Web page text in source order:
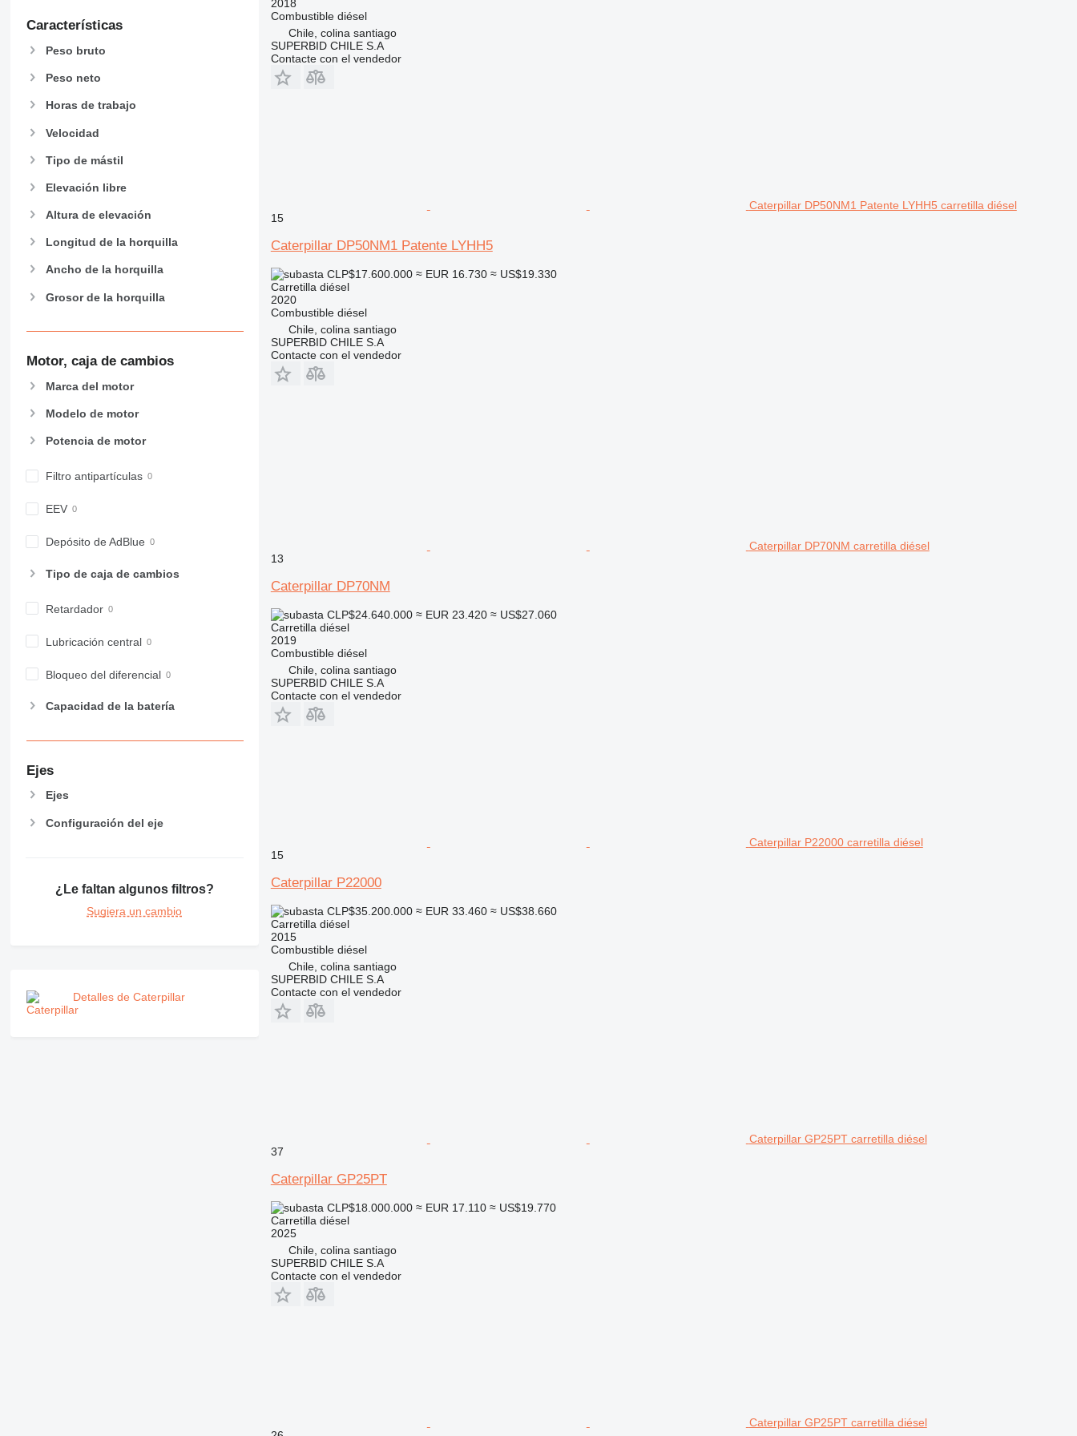
Características
Peso bruto
Peso neto
Horas de trabajo
Velocidad
Tipo de mástil
Elevación libre
Altura de elevación
Longitud de la horquilla
Ancho de la horquilla
Grosor de la horquilla
Motor, caja de cambios
Marca del motor
Modelo de motor
Potencia de motor
Filtro antipartículas
EEV
Depósito de AdBlue
Tipo de caja de cambios
Retardador
Lubricación central
Bloqueo del diferencial
Capacidad de la batería
Ejes
Ejes
Configuración del eje
¿Le faltan algunos filtros?
Sugiera un cambio
Detalles de Caterpillar
2018
Combustible diésel
Chile, colina santiago
SUPERBID CHILE S.A
Contacte con el vendedor
Caterpillar DP50NM1 Patente LYHH5 carretilla diésel
15
Caterpillar DP50NM1 Patente LYHH5
CLP$17.600.000 ≈ EUR 16.730 ≈ US$19.330
Carretilla diésel
2020
Combustible diésel
Chile, colina santiago
SUPERBID CHILE S.A
Contacte con el vendedor
Caterpillar DP70NM carretilla diésel
13
Caterpillar DP70NM
CLP$24.640.000 ≈ EUR 23.420 ≈ US$27.060
Carretilla diésel
2019
Combustible diésel
Chile, colina santiago
SUPERBID CHILE S.A
Contacte con el vendedor
Caterpillar P22000 carretilla diésel
15
Caterpillar P22000
CLP$35.200.000 ≈ EUR 33.460 ≈ US$38.660
Carretilla diésel
2015
Combustible diésel
Chile, colina santiago
SUPERBID CHILE S.A
Contacte con el vendedor
Caterpillar GP25PT carretilla diésel
37
Caterpillar GP25PT
CLP$18.000.000 ≈ EUR 17.110 ≈ US$19.770
Carretilla diésel
2025
Chile, colina santiago
SUPERBID CHILE S.A
Contacte con el vendedor
Caterpillar GP25PT carretilla diésel